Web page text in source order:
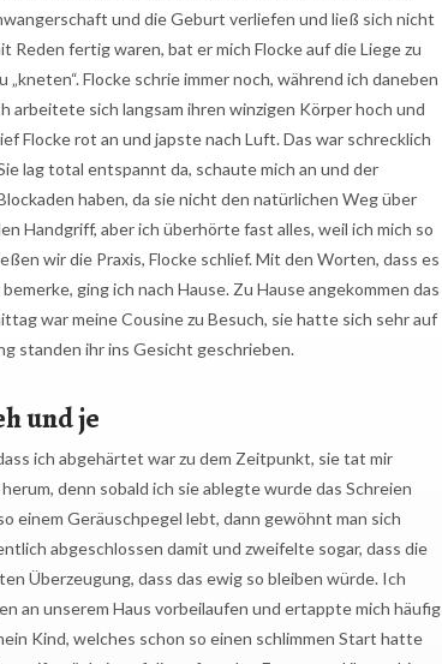
und die Geburt verliefen und ließ sich nicht
Reden fertig waren, bat er mich Flocke auf die Liege zu
Flocke schrie immer noch, während ich daneben
sich langsam ihren winzigen Körper hoch und
Flocke rot an und japste nach Luft. Das war schrecklich
lag total entspannt da, schaute mich an und der
haben, da sie nicht den natürlichen Weg über
Handgriff, aber ich überhörte fast alles, weil ich mich so
wir die Praxis, Flocke schlief. Mit den Worten, dass es
ging ich nach Hause. Zu Hause angekommen das
war meine Cousine zu Besuch, sie hatte sich sehr auf
standen ihr ins Gesicht geschrieben.
und je
ich abgehärtet war zu dem Zeitpunkt, sie tat mir
denn sobald ich sie ablegte wurde das Schreien
einem Geräuschpegel lebt, dann gewöhnt man sich
abgeschlossen damit und zweifelte sogar, dass die
Überzeugung, dass das ewig so bleiben würde. Ich
an unserem Haus vorbeilaufen und ertappte mich häufig
Kind, welches schon so einen schlimmen Start hatte